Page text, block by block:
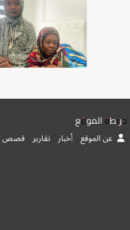
خريطة الموقع
عن الموقع أخبار تقارير قصص